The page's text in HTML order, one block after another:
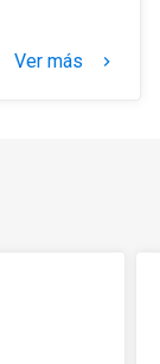
Ver más keyboard_arrow_right